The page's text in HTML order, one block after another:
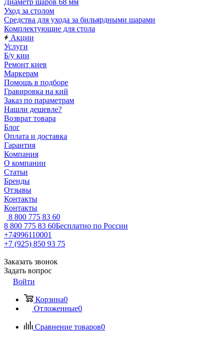
Диаметр шаров 68 мм
Уход за столом
Средства для ухода за бильярдными шарами
Комплектующие для стола
Акции
Услуги
Б/у кии
Ремонт киев
Маркерам
Помощь в подборе
Гравировка на кий
Заказ по параметрам
Нашли дешевле?
Возврат товара
Блог
Оплата и доставка
Гарантия
Компания
О компании
Статьи
Бренды
Отзывы
Контакты
Контакты
8 800 775 83 60
8 800 775 83 60Бесплатно по России
+74996110001
+7 (925) 850 93 75
Заказать звонок
Задать вопрос
Войти
Корзина0
Отложенные0
Сравнение товаров0